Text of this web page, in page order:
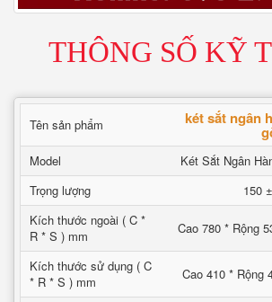
THÔNG SỐ KỸ
Tên sản phẩm két sắt ngân
Model
Két Sắt Ngân
Trọng lượng
150
Kích thước ngoài ( C *
R * S ) mm
Cao 780 * Rộng
Kích thước sử dụng ( C
* R * S ) mm
Cao 410 * Rộng